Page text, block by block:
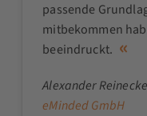
passende
mitbekommen
beeindruckt.
Alexander
eMinded GmbH